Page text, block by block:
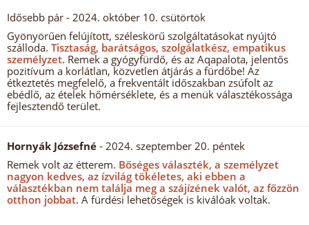
Idősebb pár - 2024. október 10. csütörtök
Gyönyörűen felújított, széleskörű szolgáltatásokat nyújtó
szálloda. Tisztaság, barátságos, szolgálatkész, empatikus
személyzet. Remek a gyógyfürdő, és az Aqapalota, jelentős
pozitívum a korlátlan, közvetlen átjárás a fürdőbe! Az
étkeztetés megfelelő, a frekventált időszakban zsúfolt az
ebédlő, az ételek hőmérséklete, és a menük választékossága
fejlesztendő terület.
Hornyák Józsefné - 2024. szeptember 20. péntek
Remek volt az étterem. Bőséges választék, a személyzet
nagyon kedves, az ízvilág tökéletes, aki ebben a
választékban nem találja meg a szájízének valót, az főzzön
otthon jobbat. A fürdési lehetőségek is kiválóak voltak.